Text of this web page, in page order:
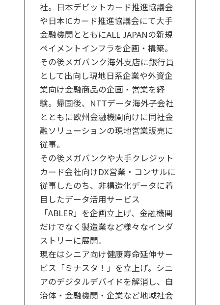
社。日本デビットカード推進協議会
や日本ICカード推進協議会にて大手
金融機関とともにALL JAPANの新規
ペイメントインフラを企画・構築。
その後メガバンク海外支店に銀行員
として出向し現地日系企業や外資企
業向け金融商品の企画・営業を経
験。帰国後、NTTデータ海外子会社
とともに欧州金融機関向けに同社金
融ソリューションの現地営業販売に
従事。
その後メガバンクや大手クレジット
カード会社向けDX営業・コンサルに
従事したのち、非構造化データに着
目したデータ活用サービス
「ABLER」を企画立上げ、金融機関
だけでなく製造業など様々なインダ
ストリーに展開。
現在はシニア向け健康寿命延伸サー
ビス「ミナスタ！」を立上げ。シニ
アのデジタルデバイドを解消し、自
治体・金融機関・企業など地域社会